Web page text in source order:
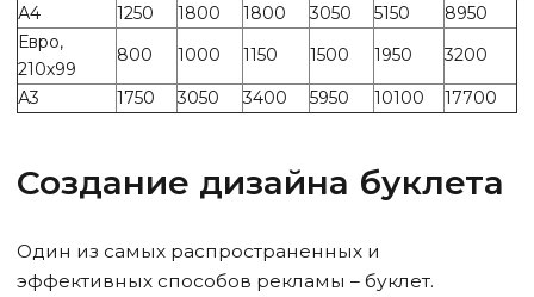
А4
1250 1800 1800 3050 5150
8950
Евро,
210х99
800 1000 1150 1500 1950
3200
А3
1750 3050 3400 5950 10100 17700
Создание дизайна буклета
Один из самых распространенных и
эффективных способов рекламы – буклет.